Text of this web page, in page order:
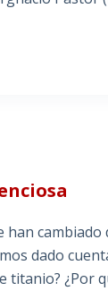
dado
¿Por